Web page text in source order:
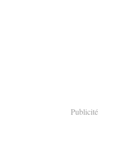
Publicité